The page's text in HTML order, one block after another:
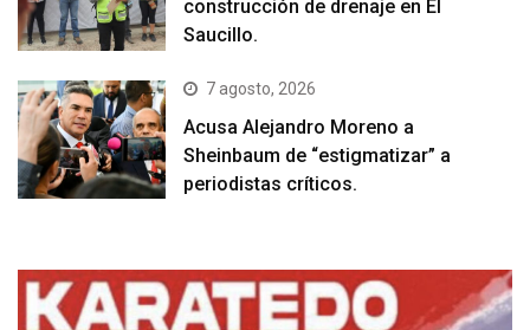
construcción de drenaje en El
Saucillo.
7 agosto, 2026
Acusa Alejandro Moreno a
Sheinbaum de “estigmatizar” a
periodistas críticos.